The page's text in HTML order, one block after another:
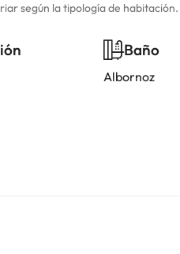
según la tipología de habitación.
Baño
Albornoz